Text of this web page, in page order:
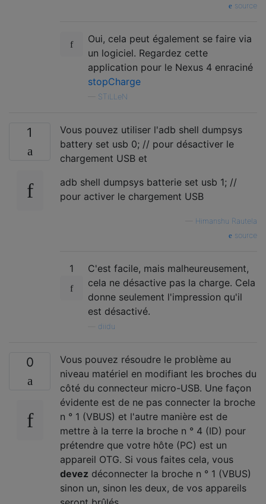
source
Oui, cela peut également se faire via
un logiciel. Regardez cette
application pour le Nexus 4 enraciné
stopCharge
STiLLeN
1
Vous pouvez utiliser l'adb shell dumpsys
battery set usb 0; // pour désactiver le
chargement USB et
adb shell dumpsys batterie set usb 1; //
pour activer le chargement USB
Himanshu Rautela
source
1
C'est facile, mais malheureusement,
cela ne désactive pas la charge. Cela
donne seulement l'impression qu'il
est désactivé.
diidu
0
Vous pouvez résoudre le problème au
niveau matériel en modifiant les broches du
côté du connecteur micro-USB. Une façon
évidente est de ne pas connecter la broche
n ° 1 (VBUS) et l'autre manière est de
mettre à la terre la broche n ° 4 (ID) pour
prétendre que votre hôte (PC) est un
appareil OTG. Si vous faites cela, vous
devez déconnecter la broche n ° 1 (VBUS)
sinon un, sinon les deux, de vos appareils